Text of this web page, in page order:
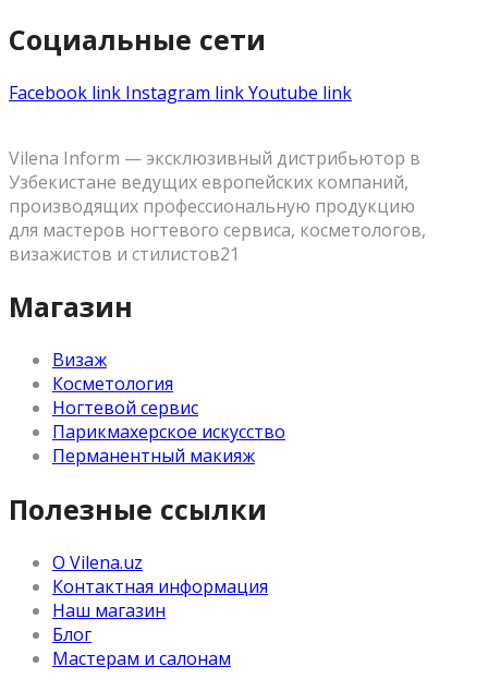
Социальные сети
Facebook link Instagram linkYoutube link
Vilena Inform — эксклюзивный дистрибьютор в
Узбекистане ведущих европейских компаний,
производящих профессиональную продукцию
для мастеров ногтевого сервиса, косметологов,
визажистов и стилистов21
Магазин
Визаж
Косметология
Ногтевой сервис
Парикмахерское искусство
Перманентный макияж
Полезные ссылки
О Vilena.uz
Контактная информация
Наш магазин
Блог
Мастерам и салонам